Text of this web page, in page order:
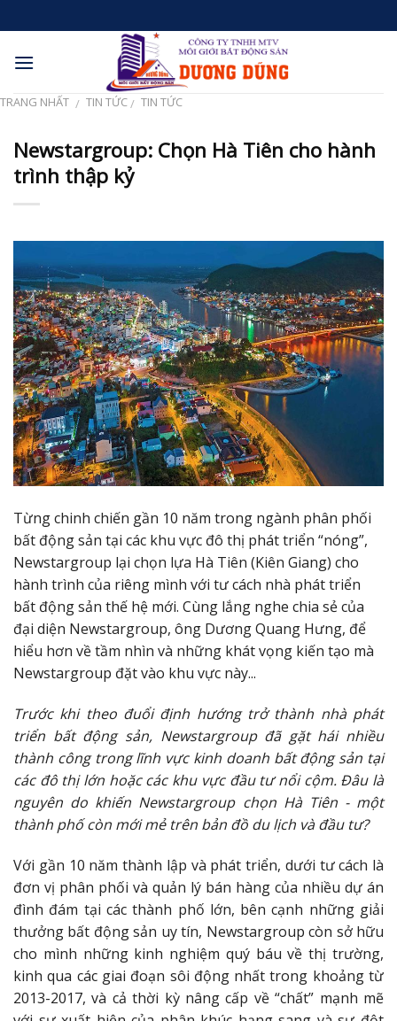
to
content
TRANG NHẤT / TIN TỨC / TIN TỨC
Newstargroup: Chọn Hà Tiên cho hành
trình thập kỷ
Từng chinh chiến gần 10 năm trong ngành phân phối
bất động sản tại các khu vực đô thị phát triển “nóng”,
Newstargroup lại chọn lựa Hà Tiên (Kiên Giang) cho
hành trình của riêng mình với tư cách nhà phát triển
bất động sản thế hệ mới. Cùng lắng nghe chia sẻ của
đại diện Newstargroup, ông Dương Quang Hưng, để
hiểu hơn về tầm nhìn và những khát vọng kiến tạo mà
Newstargroup đặt vào khu vực này...
Trước khi theo đuổi định hướng trở thành nhà phát
triển bất động sản, Newstargroup đã gặt hái nhiều
thành công trong lĩnh vực kinh doanh bất động sản tại
các đô thị lớn hoặc các khu vực đầu tư nổi cộm. Đâu là
nguyên do khiến Newstargroup chọn Hà Tiên - một
thành phố còn mới mẻ trên bản đồ du lịch và đầu tư?
Với gần 10 năm thành lập và phát triển, dưới tư cách là
đơn vị phân phối và quản lý bán hàng của nhiều dự án
đình đám tại các thành phố lớn, bên cạnh những giải
thưởng bất động sản uy tín, Newstargroup còn sở hữu
cho mình những kinh nghiệm quý báu về thị trường,
kinh qua các giai đoạn sôi động nhất trong khoảng từ
2013-2017, và cả thời kỳ nâng cấp về “chất” mạnh mẽ